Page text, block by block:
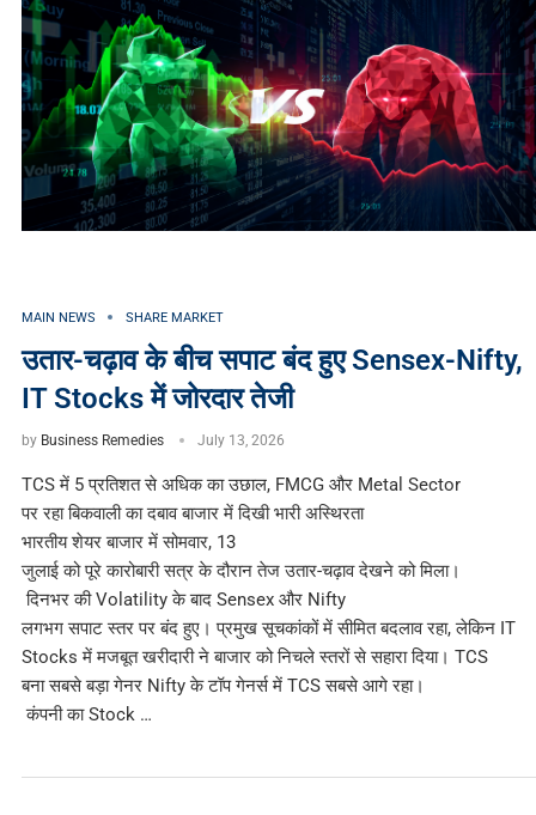
MAIN NEWS SHARE MARKET
उतार-चढ़ाव के बीच सपाट बंद हुए Sensex-Nifty,
IT Stocks में जोरदार तेजी
by Business Remedies July 13, 2026
TCS में 5 प्रतिशत से अधिक का उछाल, FMCG और Metal Sector
पर रहा बिकवाली का दबाव बाजार में दिखी भारी अस्थिरता
भारतीय शेयर बाजार में सोमवार, 13
जुलाई को पूरे कारोबारी सत्र के दौरान तेज उतार-चढ़ाव देखने को मिला।
दिनभर की Volatility के बाद Sensex और Nifty
लगभग सपाट स्तर पर बंद हुए। प्रमुख सूचकांकों में सीमित बदलाव रहा, लेकिन IT
Stocks में मजबूत खरीदारी ने बाजार को निचले स्तरों से सहारा दिया। TCS
बना सबसे बड़ा गेनर Nifty के टॉप गेनर्स में TCS सबसे आगे रहा।
कंपनी का Stock …